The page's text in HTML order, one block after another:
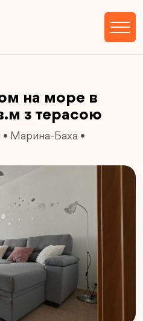
на море в
з терасою
• Марина-Баха •